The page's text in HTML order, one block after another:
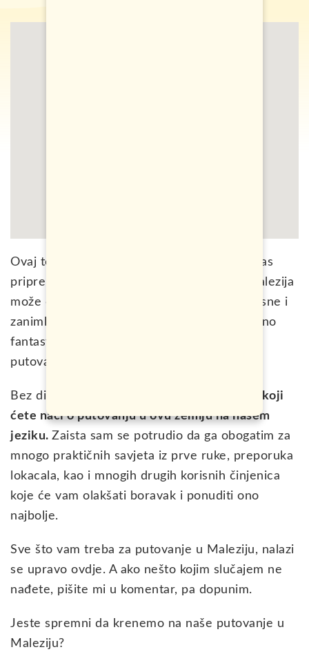
Ovaj tekst napisan je sa jednim ciljem. Da vas
pripremi na najbolji način za sve ono što Malezija
može da ponudi i da vam pruži sve one korisne i
zanimljive informacije kako biste proveli jedno
fantastično, zabavno i ultra nezaboravno
putovanje ovdje.
Bez dileme, ovo je
najsveobuhvatniji tekst koji
ćete naći o putovanju u ovu zemlju na našem
jeziku. Zaista sam se potrudio da ga obogatim za
mnogo praktičnih savjeta iz prve ruke, preporuka
lokacala, kao i mnogih drugih korisnih činjenica
koje će vam olakšati boravak i ponuditi ono
najbolje.
Sve što vam treba za putovanje u Maleziju, nalazi
se upravo ovdje. A ako nešto kojim slučajem ne
nađete, pišite mi u komentar, pa dopunim.
Jeste spremni da krenemo na naše putovanje u
Maleziju?